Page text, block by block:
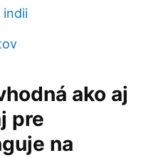
indii
ako aj
pre
na